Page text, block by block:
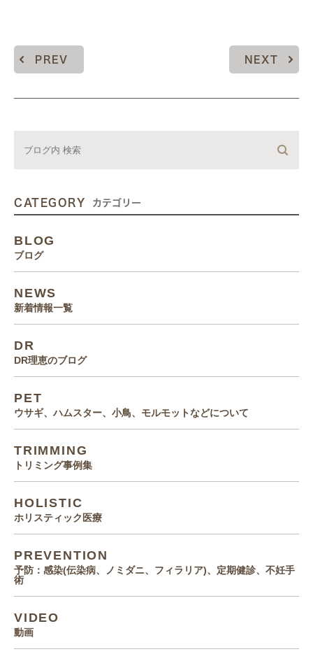
PREV NEXT
CATEGORY カテゴリー
BLOG
ブログ
NEWS
新着情報一覧
DR
DR理恵のブログ
PET
ウサギ、ハムスター、小鳥、モルモットなどについて
TRIMMING
トリミング事例集
HOLISTIC
ホリスティック医療
PREVENTION
予防：感染(伝染病、ノミダニ、フィラリア)、定期健診、不妊手
術
VIDEO
動画